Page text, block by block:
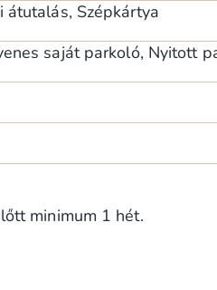
átutalás, Szépkártya
saját parkoló, Nyitott
minimum 1 hét.